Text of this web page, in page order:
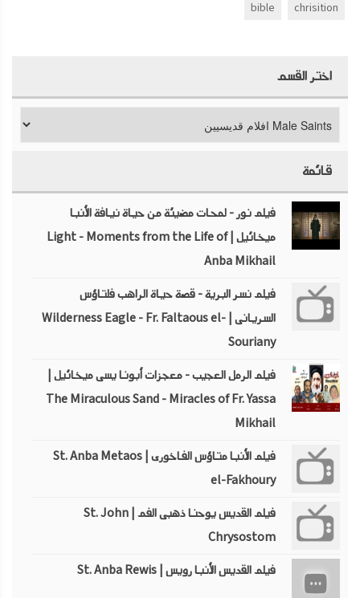
chrisition
bible
اختر القسم
قائمة
فيلم نور - لمحات مضيئة من حياة نيافة الأنبا
ميخائيل | Light - Moments from the Life of
Anba Mikhail
فيلم نسر البرية - قصة حياة الراهب فلتاؤس
السريانى | Wilderness Eagle - Fr. Faltaous el-
Souriany
فيلم الرمل العجيب - معجزات أبونا يسى ميخائيل |
The Miraculous Sand - Miracles of Fr. Yassa
Mikhail
فيلم الأنبا متاؤس الفاخورى | St. Anba Metaos
el-Fakhoury
فيلم القديس يوحنا ذهبى الفم | St. John
Chrysostom
فيلم القديس الأنبا رويس | St. Anba Rewis